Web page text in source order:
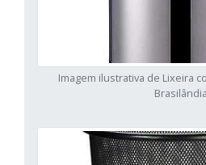
Imagem ilustrativa de Lixeira
Brasilândia